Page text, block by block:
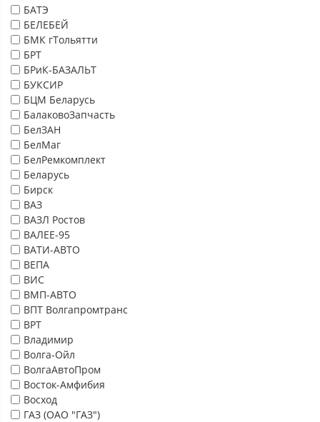
БАТЭ
БЕЛЕБЕЙ
БМК гТольятти
БРТ
БРиК-БАЗАЛЬТ
БУКСИР
БЦМ Беларусь
БалаковоЗапчасть
БелЗАН
БелМаг
БелРемкомплект
Беларусь
Бирск
ВАЗ
ВАЗЛ Ростов
ВАЛЕЕ-95
ВАТИ-АВТО
ВЕПА
ВИС
ВМП-АВТО
ВПТ Волгапромтранс
ВРТ
Владимир
Волга-Ойл
ВолгаАвтоПром
Восток-Амфибия
Восход
ГАЗ (ОАО "ГАЗ")